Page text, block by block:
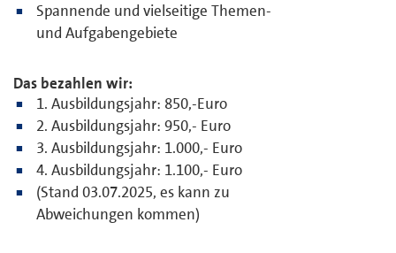
Spannende und vielseitige Themen-
und Aufgabengebiete
Das bezahlen wir:
1. Ausbildungsjahr: 850,-Euro
2. Ausbildungsjahr: 950,- Euro
3. Ausbildungsjahr: 1.000,- Euro
4. Ausbildungsjahr: 1.100,- Euro
(Stand 03.07.2025, es kann zu
Abweichungen kommen)